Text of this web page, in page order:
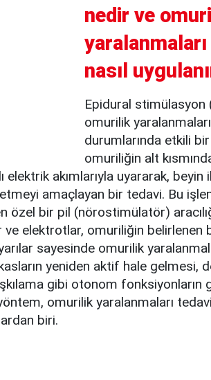
nedir ve
nasıl
Epidural stimülasyon
omurilik
durumlarında etkili
omuriliğin alt
elektrik akımlarıyla uyararak, beyin
amaçlayan bir tedavi. Bu
özel bir pil (nörostimülatör)
elektrotlar, omuriliğin belirlenen
sayesinde omurilik
yeniden aktif hale gelmesi,
gibi otonom fonksiyonların
omurilik yaralanmaları
biri.